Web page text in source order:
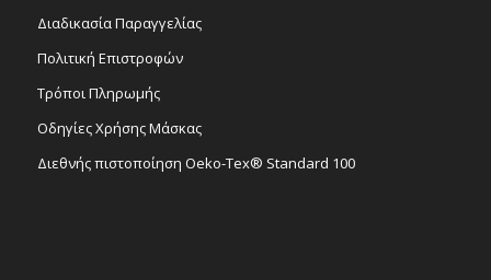
Διαδικασία Παραγγελίας
Πολιτική Επιστροφών
Τρόποι Πληρωμής
Οδηγίες Χρήσης Μάσκας
Διεθνής πιστοποίηση Oeko-Tex® Standard 100